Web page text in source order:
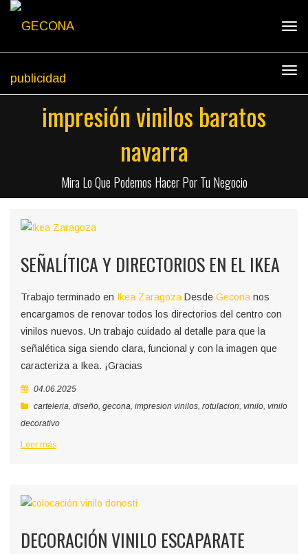
impresión vinilos baratos
navarra
Mira Lo Que Podemos Hacer Por Tu Negocio
SEÑALÍTICA Y DIRECTORIOS EN EL IKEA
Trabajo terminado en Ikea Zaragoza Desde Gecona nos
encargamos de renovar todos los directorios del centro con
vinilos nuevos. Un trabajo cuidado al detalle para que la
señalética siga siendo clara, funcional y con la imagen que
caracteriza a Ikea. ¡Gracias
04.06.2025
carteleria, diseño, gecona, impresion vinilos, rotulacion, vinilo, vinilo
decorativo
Leer más
DECORACIÓN VINILO ESCAPARATE